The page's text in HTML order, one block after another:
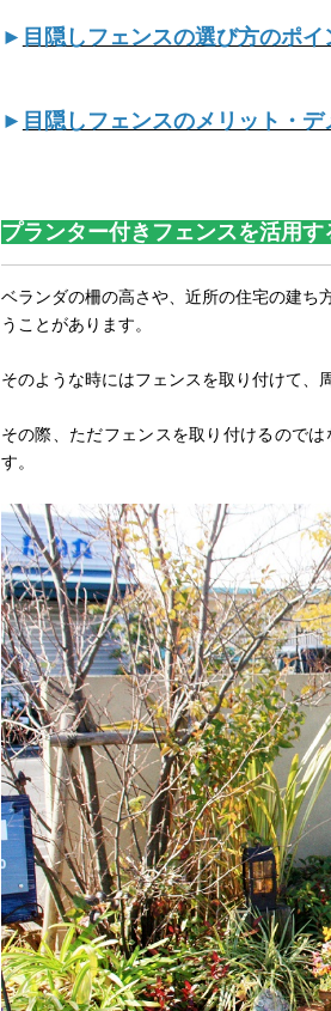
► 目隠しフェンスの選び方のポイ
► 目隠しフェンスのメリット・デ
プランター付きフェンスを活用す
ベランダの柵の高さや、近所の住宅の建ち
うことがあります。
そのような時にはフェンスを取り付けて、
その際、ただフェンスを取り付けるので
す。